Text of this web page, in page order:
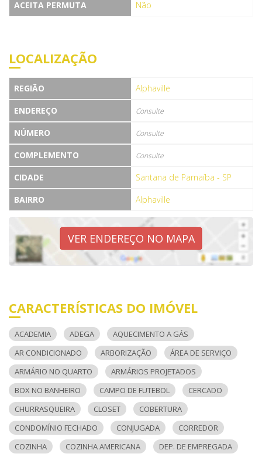
ACEITA PERMUTA
Não
LOCALIZAÇÃO
REGIÃO
Alphaville
ENDEREÇO
Consulte
NÚMERO Consulte
COMPLEMENTO Consulte
CIDADE
Santana de Parnaíba - SP
BAIRRO
Alphaville
VER ENDEREÇO NO MAPA
CARACTERÍSTICAS DO IMÓVEL
ACADEMIA ADEGA
AQUECIMENTO A GÁS
AR CONDICIONADO
ARBORIZAÇÃO
ÁREA DE SERVIÇO
ARMÁRIO NO QUARTO
ARMÁRIOS PROJETADOS
BOX NO BANHEIRO
CAMPO DE FUTEBOL
CERCADO
CHURRASQUEIRA
CLOSET
COBERTURA
CONDOMÍNIO FECHADO
CONJUGADA
CORREDOR
COZINHA
COZINHA AMERICANA
DEP. DE EMPREGADA